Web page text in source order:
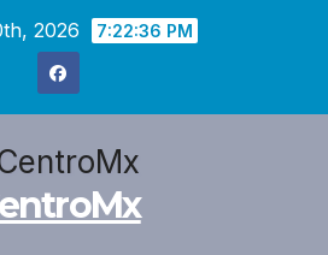
2026 7:22:37 PM